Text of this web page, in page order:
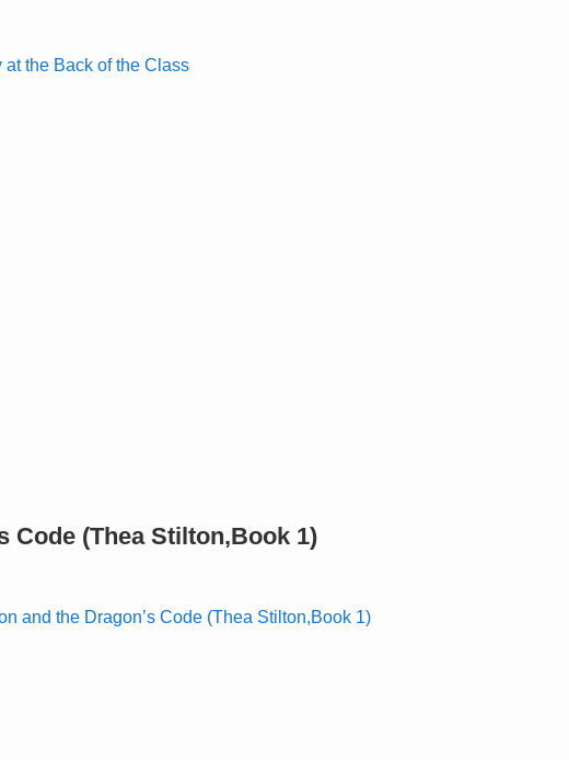
the Back of the Class
Code (Thea Stilton,Book 1)
and the Dragon’s Code (Thea Stilton,Book 1)